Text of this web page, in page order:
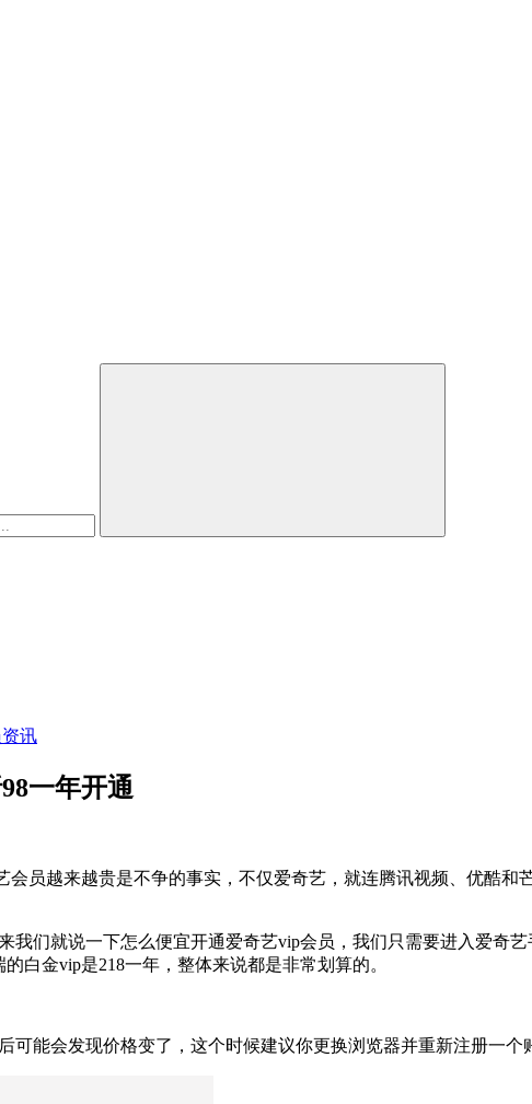
讯
一年开通
员越来越贵是不争的事实，不仅爱奇艺，就连腾讯视频、优酷
我们就说一下怎么便宜开通爱奇艺vip会员，我们只需要进入爱奇
白金vip是218一年，整体来说都是非常划算的。
可能会发现价格变了，这个时候建议你更换浏览器并重新注册一个